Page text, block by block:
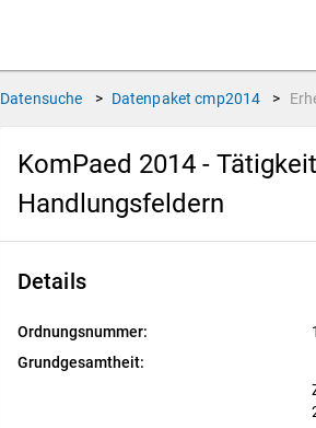
Datensuche > Datenpaket cmp2014 >
KomPaed 2014 -
Handlungsfeldern
Details
Ordnungsnummer: 1
Grundgesamtheit: